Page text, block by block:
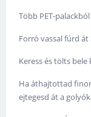
Több PET-
Forró vassal fúrd
Keress és tölts
Ha áthajtottad
ejtegesd át a